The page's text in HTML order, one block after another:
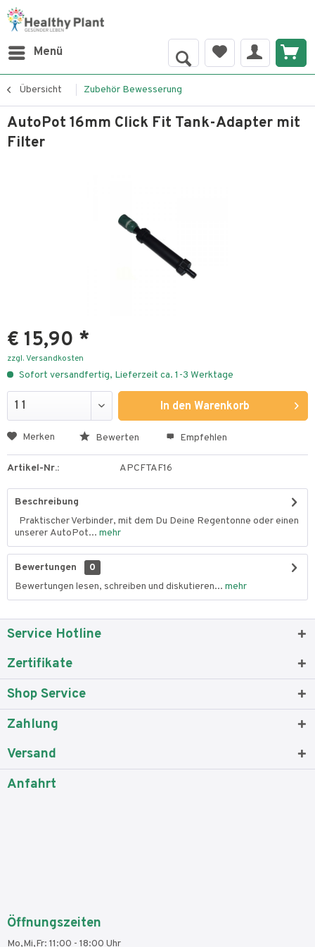
Menü
Übersicht Zubehör Bewesserung
AutoPot 16mm Click Fit Tank-Adapter mit
Filter
€ 15,90 *
zzgl. Versandkosten
Sofort versandfertig, Lieferzeit ca. 1-3 Werktage
In den Warenkorb
Merken Bewerten Empfehlen
Artikel-Nr.: APCFTAF16
Beschreibung
Praktischer Verbinder, mit dem Du Deine Regentonne oder einen
unserer AutoPot... mehr
Bewertungen
0
Bewertungen lesen, schreiben und diskutieren... mehr
Service Hotline
Zertifikate
Shop Service
Zahlung
Versand
Anfahrt
Öffnungszeiten
Mo,Mi,Fr: 11:00 - 18:00 Uhr